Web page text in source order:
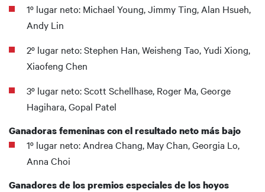
1º lugar neto: Michael Young, Jimmy Ting, Alan Hsueh,
Andy Lin
2º lugar neto: Stephen Han, Weisheng Tao, Yudi Xiong,
Xiaofeng Chen
3º lugar neto: Scott Schellhase, Roger Ma, George
Hagihara, Gopal Patel
Ganadoras femeninas con el resultado neto más bajo
1º lugar neto: Andrea Chang, May Chan, Georgia Lo,
Anna Choi
Ganadores de los premios especiales de los hoyos